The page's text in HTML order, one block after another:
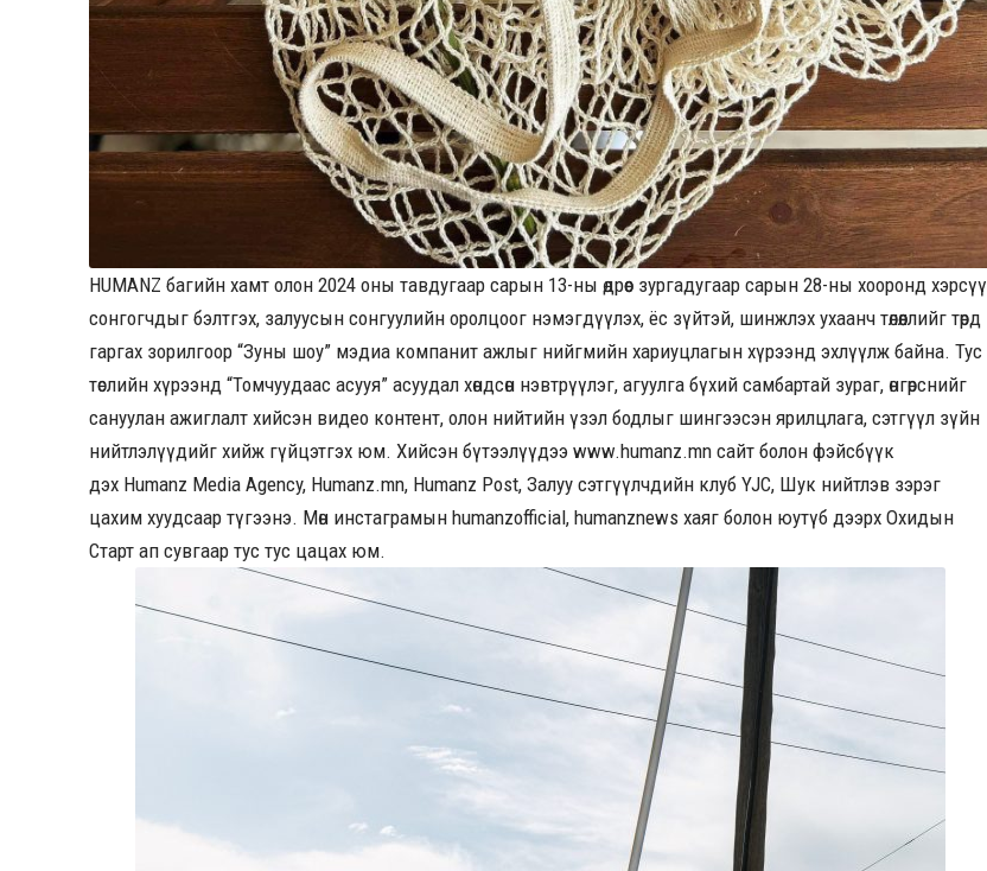
HUMANZ багийн хамт олон 2024 оны тавдугаар сарын 13-ны өдрөөс зургадугаар сарын 28-ны хооронд хэрсүү
сонгогчдыг бэлтгэх, залуусын сонгуулийн оролцоог нэмэгдүүлэх, ёс зүйтэй, шинжлэх ухаанч төлөөллийг төрд
гаргах зорилгоор “Зуны шоу” мэдиа компанит ажлыг нийгмийн хариуцлагын хүрээнд эхлүүлж байна. Тус
төслийн хүрээнд “Томчуудаас асууя” асуудал хөндсөн нэвтрүүлэг, агуулга бүхий самбартай зураг, өнгөрснийг
сануулан ажиглалт хийсэн видео контент, олон нийтийн үзэл бодлыг шингээсэн ярилцлага, сэтгүүл зүйн
нийтлэлүүдийг хийж гүйцэтгэх юм. Хийсэн бүтээлүүдээwww.humanz.mn сайт болон фэйсбүүк
дэх Humanz Media Agency, Humanz.mn, Humanz Post, Залуу сэтгүүлчдийн клуб YJC, Шук нийтлэв зэрэг
цахим хуудсаар түгээнэ. Мөн инстаграмын humanzofficial, humanznews хаяг болон юутүб дээрх Охидын
Старт ап сувгаар тус тус цацах юм.